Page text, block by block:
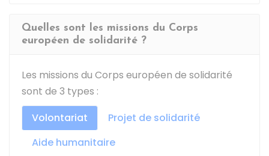
Quelles sont les missions du Corps
européen de solidarité ?
Les missions du Corps européen de solidarité
sont de 3 types :
Volontariat
Projet de solidarité
Aide humanitaire